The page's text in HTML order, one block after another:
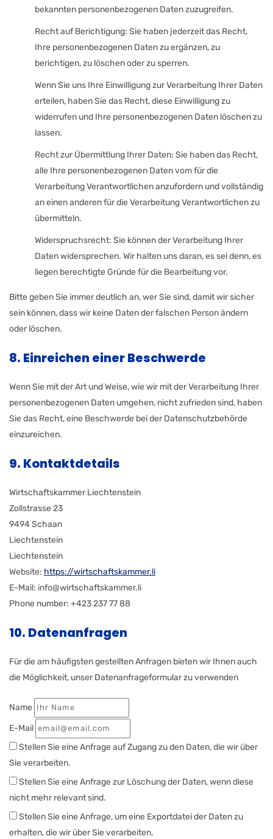
bekannten personenbezogenen Daten zuzugreifen.
Recht auf Berichtigung: Sie haben jederzeit das Recht,
Ihre personenbezogenen Daten zu ergänzen, zu
berichtigen, zu löschen oder zu sperren.
Wenn Sie uns Ihre Einwilligung zur Verarbeitung Ihrer Daten
erteilen, haben Sie das Recht, diese Einwilligung zu
widerrufen und Ihre personenbezogenen Daten löschen zu
lassen.
Recht zur Übermittlung Ihrer Daten: Sie haben das Recht,
alle Ihre personenbezogenen Daten vom für die
Verarbeitung Verantwortlichen anzufordern und vollständig
an einen anderen für die Verarbeitung Verantwortlichen zu
übermitteln.
Widerspruchsrecht: Sie können der Verarbeitung Ihrer
Daten widersprechen. Wir halten uns daran, es sei denn, es
liegen berechtigte Gründe für die Bearbeitung vor.
Bitte geben Sie immer deutlich an, wer Sie sind, damit wir sicher
sein können, dass wir keine Daten der falschen Person ändern
oder löschen.
8. Einreichen einer Beschwerde
Wenn Sie mit der Art und Weise, wie wir mit der Verarbeitung Ihrer
personenbezogenen Daten umgehen, nicht zufrieden sind, haben
Sie das Recht, eine Beschwerde bei der Datenschutzbehörde
einzureichen.
9. Kontaktdetails
Wirtschaftskammer Liechtenstein
Zollstrasse 23
9494 Schaan
Liechtenstein
Liechtenstein
Website: https://wirtschaftskammer.li
E-Mail: info@wirtschaftskammer.li
Phone number: +423 237 77 88
10. Datenanfragen
Für die am häufigsten gestellten Anfragen bieten wir Ihnen auch
die Möglichkeit, unser Datenanfrageformular zu verwenden
Name
E-Mail
Stellen Sie eine Anfrage auf Zugang zu den Daten, die wir über
Sie verarbeiten.
Stellen Sie eine Anfrage zur Löschung der Daten, wenn diese
nicht mehr relevant sind.
Stellen Sie eine Anfrage, um eine Exportdatei der Daten zu
erhalten, die wir über Sie verarbeiten.